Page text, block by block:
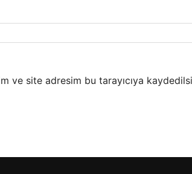
ve site adresim bu tarayıcıya